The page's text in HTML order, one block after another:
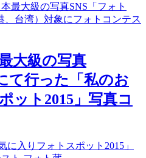
最大級の写真SNS「フォト
台湾）対象にフォトコンテス
大級の写真
て行った「私のお
ット2015」写真コ
に入りフォトスポット2015」